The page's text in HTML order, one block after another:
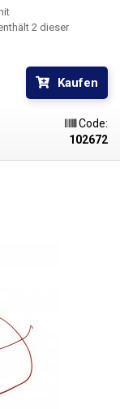
2 dieser
Kaufen
Code:
102672